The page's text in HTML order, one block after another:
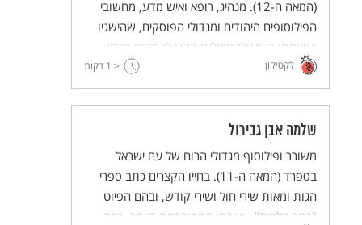
(המאה ה-12). מנהיג, רופא ואיש מדע, מחשובי
הפילוסופים היהודים ומגדולי הפוסקים, שהישגיו
ועוצמתו האינטלקטואלית הקנו לו מקום מרכזי
בעיצוב היהדות ובהתפתחותה.
לקסיקון < 1 דקות
שלמה אבן גבירול
משורר ופילוסוף מגדולי הרוח של עם ישראל
בספרד (המאה ה-11). בחייו הקצרים כתב ספרי
הגות ומאות שירי חול ושירי קודש, ובהם הפיוט
"כתר מלכות" - יצירתו המפורסמת ביותר. כמה